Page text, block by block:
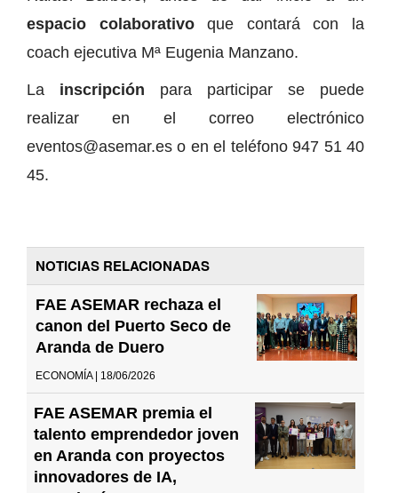
espacio colaborativoque contará con la
coach ejecutiva Mª Eugenia Manzano.
La inscripción para participar se puede
realizar en el correo electrónico
eventos@asemar.es o en el teléfono 947 51 40
45.
NOTICIAS RELACIONADAS
FAE ASEMAR rechaza el
canon del Puerto Seco de
Aranda de Duero
ECONOMÍA | 18/06/2026
FAE ASEMAR premia el
talento emprendedor joven
en Aranda con proyectos
innovadores de IA,